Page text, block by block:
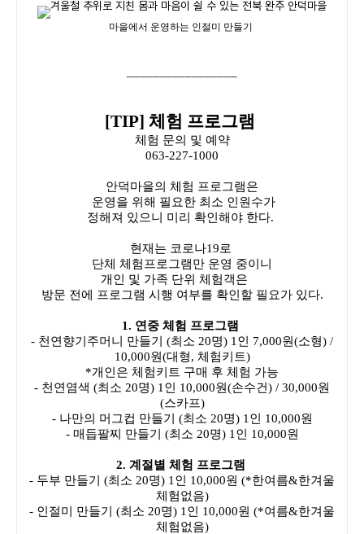
마을에서 운영하는 인절미 만들기
[TIP] 체험 프로그램
체험 문의 및 예약
063-227-1000
안덕마을의 체험 프로그램은
운영을 위해 필요한 최소 인원수가
정해져 있으니 미리 확인해야 한다.
현재는 코로나19로
단체 체험프로그램만 운영 중이니
개인 및 가족 단위 체험객은
방문 전에 프로그램 시행 여부를 확인할 필요가 있다.
1. 연중 체험 프로그램
- 천연향기주머니 만들기 (최소 20명) 1인 7,000원(소형) /
10,000원(대형, 체험키트)
*개인은 체험키트 구매 후 체험 가능
- 천연염색 (최소 20명) 1인 10,000원(손수건) / 30,000원
(스카프)
- 나만의 머그컵 만들기 (최소 20명) 1인 10,000원
- 매듭팔찌 만들기 (최소 20명) 1인 10,000원
2. 계절별 체험 프로그램
- 두부 만들기 (최소 20명) 1인 10,000원 (*한여름&한겨울
체험없음)
- 인절미 만들기 (최소 20명) 1인 10,000원 (*여름&한겨울
체험없음)